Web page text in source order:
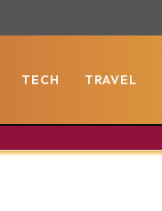
TECH TRAVEL